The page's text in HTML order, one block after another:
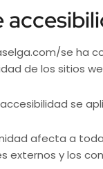
se ha
de los sitios
se
afecta a
externos y los